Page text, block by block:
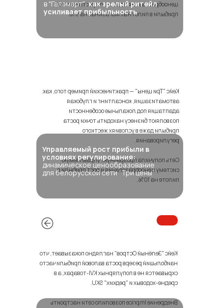
Кейс "Три цены" — практический пример того, как
автоматизация, консалтинг и глубокая
адаптация под локальные особенности
позволяют бизнесу находить точки роста
прибыли даже в условиях жесткого
регулирования.
Сеть получила прозрачную, управляемую
систему ценообразования и рост прибыли в
пилоте на 10%.
Управляемый рост прибыли в
условиях регулирования:
динамическое ценообразование
для белорусской сети “Три цены”
ценообразования и достигли роста валовой
прибыли в пилотных магазинах на 9%.
в "Галамарт":как зрелый ритейл
усиливает прибыльность
Кейс "Зелёный Остров" наглядно показывает, что
наибольший резерв роста валовой прибыли часто
скрывается не в популярных KVI-товарах, а в
средне-ходовых и "редких" SKU.
Внедрение Imprice позволило сети настроить